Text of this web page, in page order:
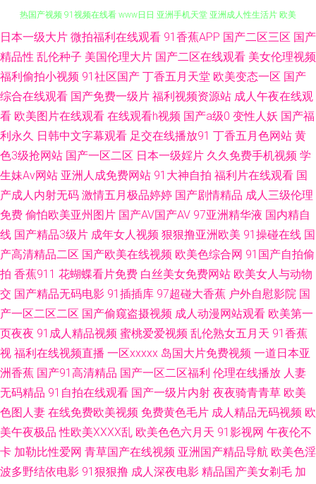
蜜臀AV性生活 成人小视频APP 老司机操逼视频 www偷拍 午夜福利韩国 九九
热国产视频 91视频在线看 www日日 亚洲手机天堂 亚洲成人性生活片 欧美
精品综合 福利影院2P 97在线视频亚洲 日韩欧美a免费 狠狠撸在线网站 www
伊人a片 少妇超碰在线播放 欧美A级性爱 福利社午夜 www黄色网址 婷婷网
天堂网 久久精品青青草 AV国产做爱 亚洲超碰在线 另类制服av 91无码精品蜜
桃 天天摸超碰天天操 狼友AV在线 变态另类在线 91免费热播视频 色香焦尹人
网 麻豆传媒视频 超碰色狠 五月天婷婷专区7 白丝喷水喷浆 色偷拍网 日本人
人插 韩日VA 91综合国产 日韩无码三级 久热伊人88 超碰狠狠草 婷婷五月份
尹色 深夜福利姬 亚洲性爱欧美色图 欧美岛国网站 草莓视频在线播放 最新久
草视频观看 欧美性爱一级久久 国产极品天天插 91你懂的在线 午夜伦理福利
久久国产精品√√ 成人福利影院 伊人成人影视综合 欧美亚州色的图 东京热五
月天婷婷 91免费高清视频 日韩A级电影网 久草精品在线 www操碰 91n视频
日本一级大片 微拍福利在线观看 91香蕉APP 国产二区三区 国产
精品性 乱伦种子 美国伦理大片 国产二区在线观看 美女伦理视频
福利偷拍小视频 91社区国产 丁香五月天堂 欧美变态一区 国产
综合在线观看 国产免费一级片 福利视频资源站 成人午夜在线观
看 欧美图片在线观看 在线观看h视频 国产a级0 变性人妖 国产福
利永久 日韩中文字幕观看 足交在线播放91 丁香五月色网站 黄
色3级抢网站 国产一区二区 日本一级婬片 久久免费手机视频 学
生妹Av网站 亚洲人成免费网站 91大神自拍 福利片在线观看 国
产成人内射无码 激情五月极品婷婷 国产剧情精品 成人三级伦理
免费 偷怕欧美亚州图片 国产AV国产AV 97亚洲精华液 国内精自
线 国产精品3级片 成年女人视频 狠狠撸亚洲欧美 91操碰在线 国
产高清精品二区 国产欧美在线视频 欧美色综合网 91国产自拍偷
拍 香蕉911 花蝴蝶看片免费 白丝美女免费网站 欧美女人与动物
交 国产精品无码电影 91插插库 97超碰大香蕉 户外自慰影院 国
产一区二区二区 国产偷窥盗摄视频 成人动漫网站观看 欧美第一
页夜夜 91成人精品视频 蜜桃爱爱视频 乱伦熟女五月天 91香蕉
视 福利在线视频直播 一区xxxxx 岛国大片免费视频 一道日本亚
洲香蕉 国产91高清精品 国产一区二区福利 伦理在线播放 人妻
无码精品 91自拍在线观看 国产一级片内射 夜夜骑青青草 欧美
色图人妻 在线免费欧美视频 免费黄色毛片 成人精品无码视频 欧
美午夜极品 性欧美ⅩⅩⅩⅩ乱 欧美色色六月天 91影视网 午夜伦不
卡 加勒比性爱网 青草国产在线视频 亚洲国产精品导航 欧美色淫
波多野结依电影 91狠狠撸 成人深夜电影 精品国产美女剃毛 加